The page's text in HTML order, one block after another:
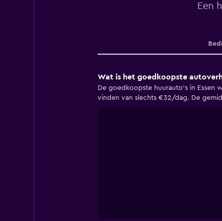
Een
Wat is het goedkoopste
De goedkoopste huurauto's in Essen
vinden van slechts €32/dag. De